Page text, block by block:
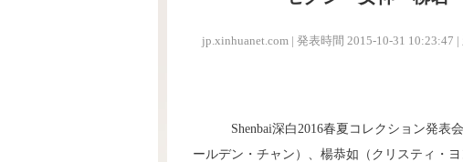
jp.xinhuanet.com | 発表時間 2015-10-31 10:23:47 |
Shenbai深白2016春夏コレクション発表
ールデン・チャン）、楊恭如（クリスティ・